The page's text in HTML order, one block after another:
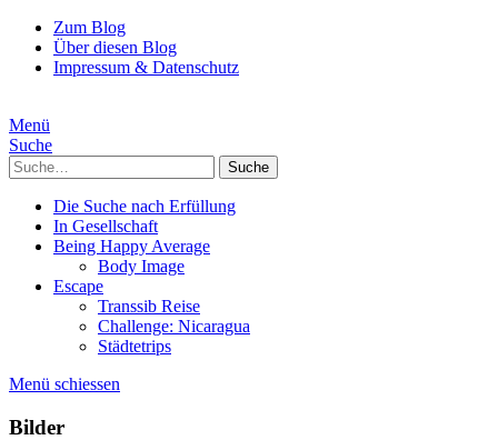
Zum Blog
Über diesen Blog
Impressum & Datenschutz
Menü
Suche
Suche
Die Suche nach Erfüllung
In Gesellschaft
Being Happy Average
Body Image
Escape
Transsib Reise
Challenge: Nicaragua
Städtetrips
Menü schiessen
Bilder